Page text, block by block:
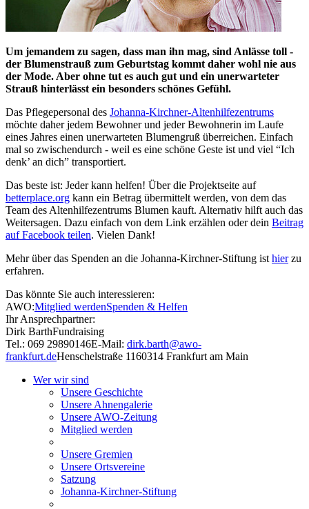
Um jemandem zu sagen, dass man ihn mag, sind Anlässe toll -
der Blumenstrauß zum Geburtstag kommt daher wohl nie aus
der Mode. Aber ohne tut es auch gut und ein unerwarteter
Strauß hinterlässt ein besonders schönes Gefühl.
Das Pflegepersonal des Johanna-Kirchner-Altenhilfezentrums
möchte daher jedem Bewohner und jeder Bewohnerin im Laufe
eines Jahres einen unerwarteten Blumengruß überreichen. Einfach
mal so zwischendurch - weil es eine schöne Geste ist und viel “Ich
denk’ an dich” transportiert.
Das beste ist: Jeder kann helfen! Über die Projektseite auf
betterplace.org kann ein Betrag übermittelt werden, von dem das
Team des Altenhilfezentrums Blumen kauft. Alternativ hilft auch das
Weitersagen. Dazu einfach von dem Link erzählen oder dein Beitrag
auf Facebook teilen. Vielen Dank!
Mehr über das Spenden an die Johanna-Kirchner-Stiftung ist hierzu
erfahren.
Das könnte Sie auch interessieren:
AWO:Mitglied werdenSpenden & Helfen
Ihr Ansprechpartner:
Dirk BarthFundraising
Tel.: 069 29890146E-Mail: dirk.barth@awo-
frankfurt.deHenschelstraße 1160314 Frankfurt am Main
Wer wir sind
Unsere Geschichte
Unsere Ahnengalerie
Unsere AWO-Zeitung
Mitglied werden
Unsere Gremien
Unsere Ortsvereine
Satzung
Johanna-Kirchner-Stiftung